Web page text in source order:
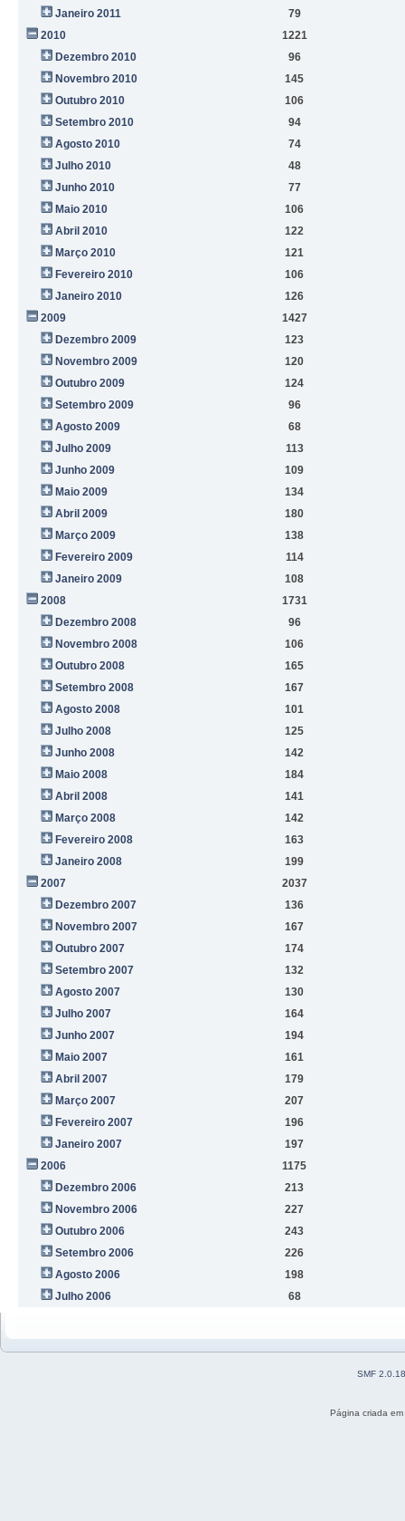
Janeiro 2011
79
2010
1221
Dezembro 2010
96
Novembro 2010
145
Outubro 2010
106
Setembro 2010
94
Agosto 2010
74
Julho 2010
48
Junho 2010
77
Maio 2010
106
Abril 2010
122
Março 2010
121
Fevereiro 2010
106
Janeiro 2010
126
2009
1427
Dezembro 2009
123
Novembro 2009
120
Outubro 2009
124
Setembro 2009
96
Agosto 2009
68
Julho 2009
113
Junho 2009
109
Maio 2009
134
Abril 2009
180
Março 2009
138
Fevereiro 2009
114
Janeiro 2009
108
2008
1731
Dezembro 2008
96
Novembro 2008
106
Outubro 2008
165
Setembro 2008
167
Agosto 2008
101
Julho 2008
125
Junho 2008
142
Maio 2008
184
Abril 2008
141
Março 2008
142
Fevereiro 2008
163
Janeiro 2008
199
2007
2037
Dezembro 2007
136
Novembro 2007
167
Outubro 2007
174
Setembro 2007
132
Agosto 2007
130
Julho 2007
164
Junho 2007
194
Maio 2007
161
Abril 2007
179
Março 2007
207
Fevereiro 2007
196
Janeiro 2007
197
2006
1175
Dezembro 2006
213
Novembro 2006
227
Outubro 2006
243
Setembro 2006
226
Agosto 2006
198
Julho 2006
68
SMF 2.0.18
Página criada